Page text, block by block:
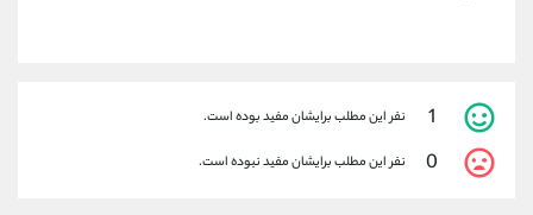
1 نفر این مطلب برایشان مفید بوده است.
0 نفر این مطلب برایشان مفید نبوده است.